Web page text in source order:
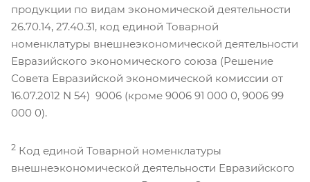
продукции по видам экономической деятельности
26.70.14, 27.40.31, код единой Товарной
номенклатуры внешнеэкономической деятельности
Евразийского экономического союза (Решение
Совета Евразийской экономической комиссии от
16.07.2012 N 54) 9006 (кроме 9006 91 000 0, 9006 99
000 0).
2 Код единой Товарной номенклатуры
внешнеэкономической деятельности Евразийского